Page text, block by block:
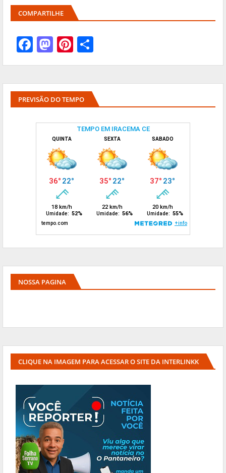
COMPARTILHE
PREVISÃO DO TEMPO
NOSSA PAGINA
CLIQUE NA IMAGEM PARA ACESSAR O SITE DA INTERLINKK